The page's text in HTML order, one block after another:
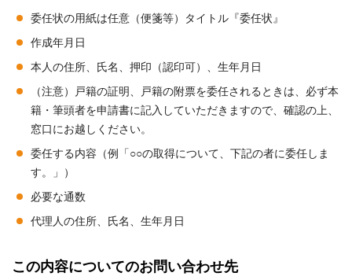
委任状の用紙は任意（便箋等）タイトル『委任状』
作成年月日
本人の住所、氏名、押印（認印可）、生年月日
（注意）戸籍の証明、戸籍の附票を委任されるときは、必ず本
籍・筆頭者を申請書に記入していただきますので、確認の上、
窓口にお越しください。
委任する内容（例「○○の取得について、下記の者に委任しま
す。」）
必要な通数
代理人の住所、氏名、生年月日
この内容についてのお問い合わせ先